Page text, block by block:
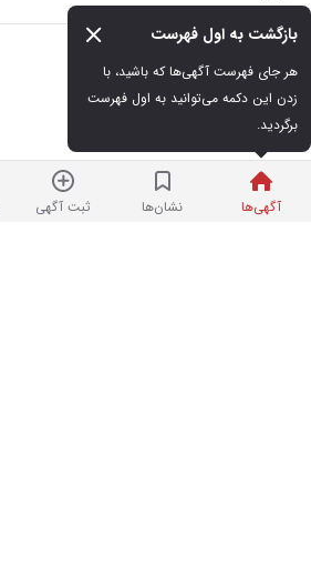
آگهی‌ها
بازگشت به اول فهرست
برگردید.
نشان‌ها ثبت آگهی
وسایل قدیمی و عتیقه
۱,۰۰۰ تومان
دیروز